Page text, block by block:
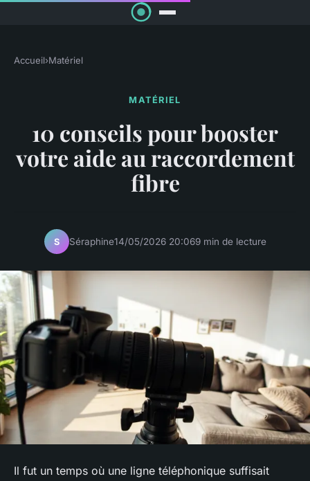
Accueil›Matériel
MATÉRIEL
10 conseils pour booster
votre aide au raccordement
fibre
S Séraphine14/05/2026 20:069 min de lecture
Il fut un temps où une ligne téléphonique suffisait